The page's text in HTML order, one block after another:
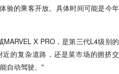
验的乘客开放。具体时间可能是今年
X PRO，是第三代L4级别的
的复杂道路，还是菜市场的拥挤交
自动驾驶。"